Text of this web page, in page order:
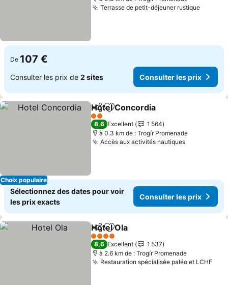
Terrasse de petit-déjeuner rustique
De 107 €
Consulter les prix de 2 sites Consulter les prix
Choix populaire
PartagerAjouter à mes favoris
Hotel Concordia
2 Étoiles
8,6 Excellent
1 564
à 0.3 km de : Trogír Promenade
Accès aux activités nautiques
Sélectionnez des dates pour voir
les prix exacts
Consulter les prix
PartagerAjouter à mes favoris
Hotel Ola
4 Étoiles
8,6 Excellent
1 537
à 2.6 km de : Trogír Promenade
Restauration spécialisée paléo et LCHF